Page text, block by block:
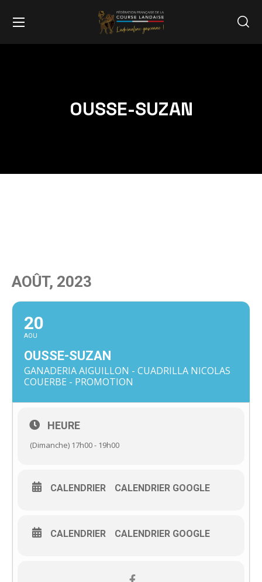
OUSSE-SUZAN
AOÛT, 2023
20
AOU
OUSSE-SUZAN
GANADERIA AIGUILLON - CUADRILLA NICOLAS
COUERBE - PROMOTION
HEURE
(Dimanche) 17h00 - 19h00
CALENDRIER CALENDRIER GOOGLE
CALENDRIER CALENDRIER GOOGLE